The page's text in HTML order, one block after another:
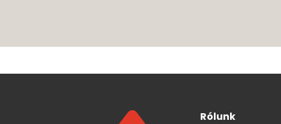
Rólunk